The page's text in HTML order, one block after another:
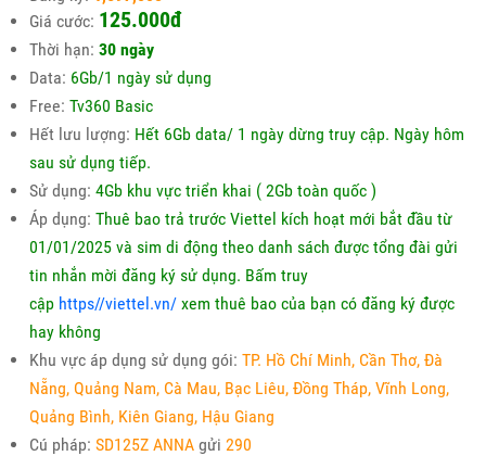
Giá cước: 125.000đ
Thời hạn: 30 ngày
Data: 6Gb/1 ngày sử dụng
Free: Tv360 Basic
Hết lưu lượng: Hết 6Gb data/ 1 ngày dừng truy cập. Ngày hôm
sau sử dụng tiếp.
Sử dụng: 4Gb khu vực triển khai ( 2Gb toàn quốc )
Áp dụng: Thuê bao trả trước Viettel kích hoạt mới bắt đầu từ
01/01/2025 và sim di động theo danh sách được tổng đài gửi
tin nhắn mời đăng ký sử dụng. Bấm truy
cập https//viettel.vn/xem thuê bao của bạn có đăng ký được
hay không
Khu vực áp dụng sử dụng gói: TP. Hồ Chí Minh, Cần Thơ, Đà
Nẵng, Quảng Nam, Cà Mau, Bạc Liêu, Đồng Tháp, Vĩnh Long,
Quảng Bình, Kiên Giang, Hậu Giang
Cú pháp: SD125Z ANNAgửi 290